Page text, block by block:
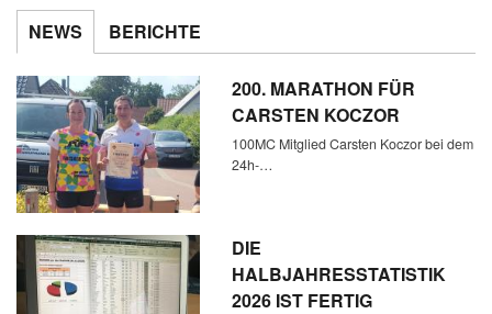
NEWS BERICHTE
200. MARATHON FÜR
CARSTEN KOCZOR
100MC Mitglied Carsten Koczor bei dem
24h-…
DIE
HALBJAHRESSTATISTIK
2026 IST FERTIG